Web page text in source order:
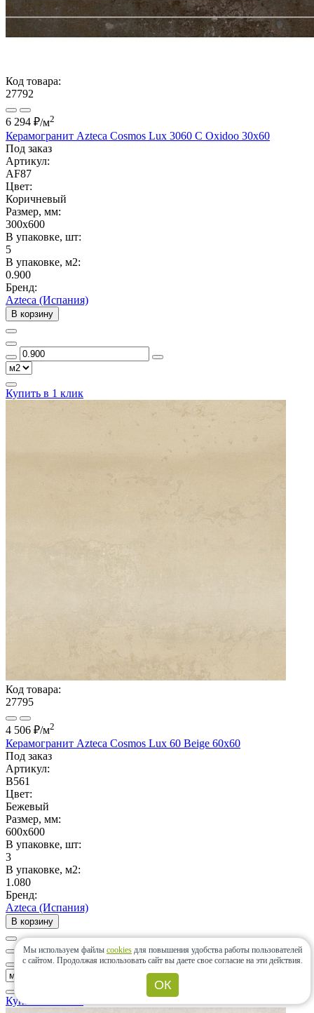
Код товара:
27792
6 294 ₽/м2
Керамогранит Azteca Cosmos Lux 3060 C Oxidoo 30х60
Под заказ
Артикул:
AF87
Цвет:
Коричневый
Размер, мм:
300x600
В упаковке, шт:
5
В упаковке, м2:
0.900
Бренд:
Azteca (Испания)
В корзину
Купить в 1 клик
Код товара:
27795
4 506 ₽/м2
Керамогранит Azteca Cosmos Lux 60 Beige 60х60
Под заказ
Артикул:
B561
Цвет:
Бежевый
Размер, мм:
600x600
В упаковке, шт:
3
В упаковке, м2:
1.080
Бренд:
Azteca (Испания)
В корзину
Купить в 1 клик
Мы используем файлы cookies для повышения удобства работы пользователей
с сайтом. Продолжая использовать сайт вы даете свое согласие на эти действия.
ОК